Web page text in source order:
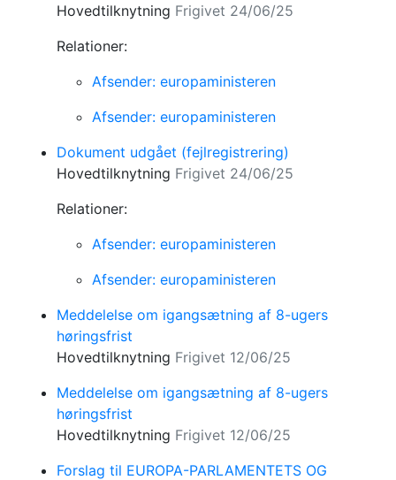
Hovedtilknytning Frigivet 24/06/25
Relationer:
Afsender: europaministeren
Afsender: europaministeren
Dokument udgået (fejlregistrering)
Hovedtilknytning Frigivet 24/06/25
Relationer:
Afsender: europaministeren
Afsender: europaministeren
Meddelelse om igangsætning af 8-ugers
høringsfrist
Hovedtilknytning Frigivet 12/06/25
Meddelelse om igangsætning af 8-ugers
høringsfrist
Hovedtilknytning Frigivet 12/06/25
Forslag til EUROPA-PARLAMENTETS OG